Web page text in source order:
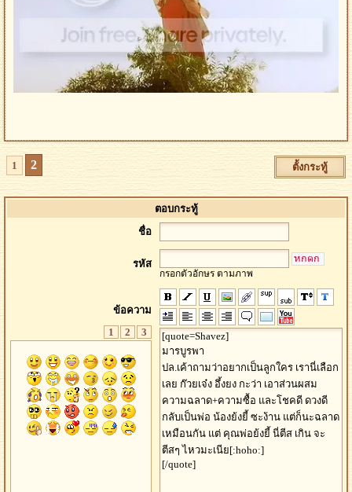
1 2 ตั้งกระทู้
ตอบกระทู้
ชื่อ
รหัส
กรอกตัวอักษร ตามภาพ
ข้อความ
1
2 3